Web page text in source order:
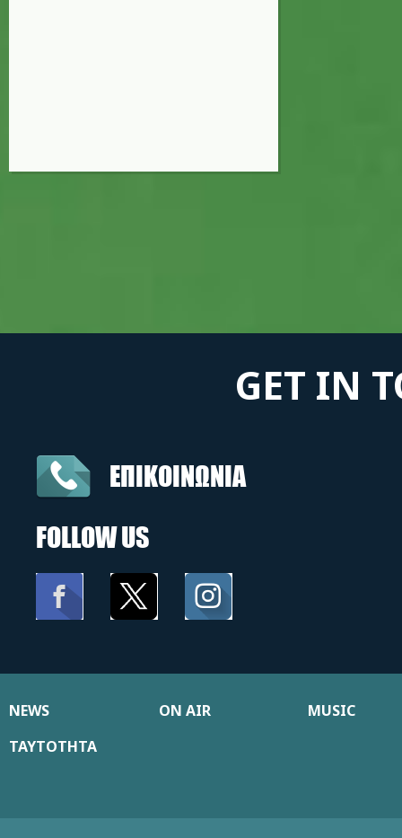
GET IN
ΕΠΙΚΟΙΝΩΝΙΑ
FOLLOW US
NEWS ON AIR
MUSIC
ΤΑΥΤΟΤΗΤΑ